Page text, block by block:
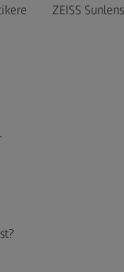
ZEISS Sunlens